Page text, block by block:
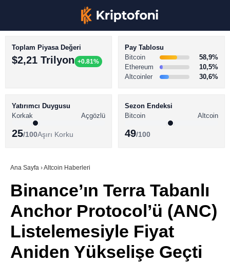
Youtube
TikTok
Pinterest
BİTCOİN HABERLERİ
ALTCOİN HABERLERİ
SÖZLÜK
Toplam Piyasa Değeri
$2,21 Trilyon +0.81%
Pay Tablosu
Bitcoin
58,9%
Ethereum
10,5%
Altcoinler
30,6%
Yatırımcı Duygusu
Korkak
Açgözlü
25/100Aşırı Korku
Sezon Endeksi
Bitcoin
Altcoin
49/100
Ana Sayfa ›Altcoin Haberleri
Binance’ın Terra Tabanlı
Anchor Protocol’ü (ANC)
Listelemesiyle Fiyat
Aniden Yükselişe Geçti